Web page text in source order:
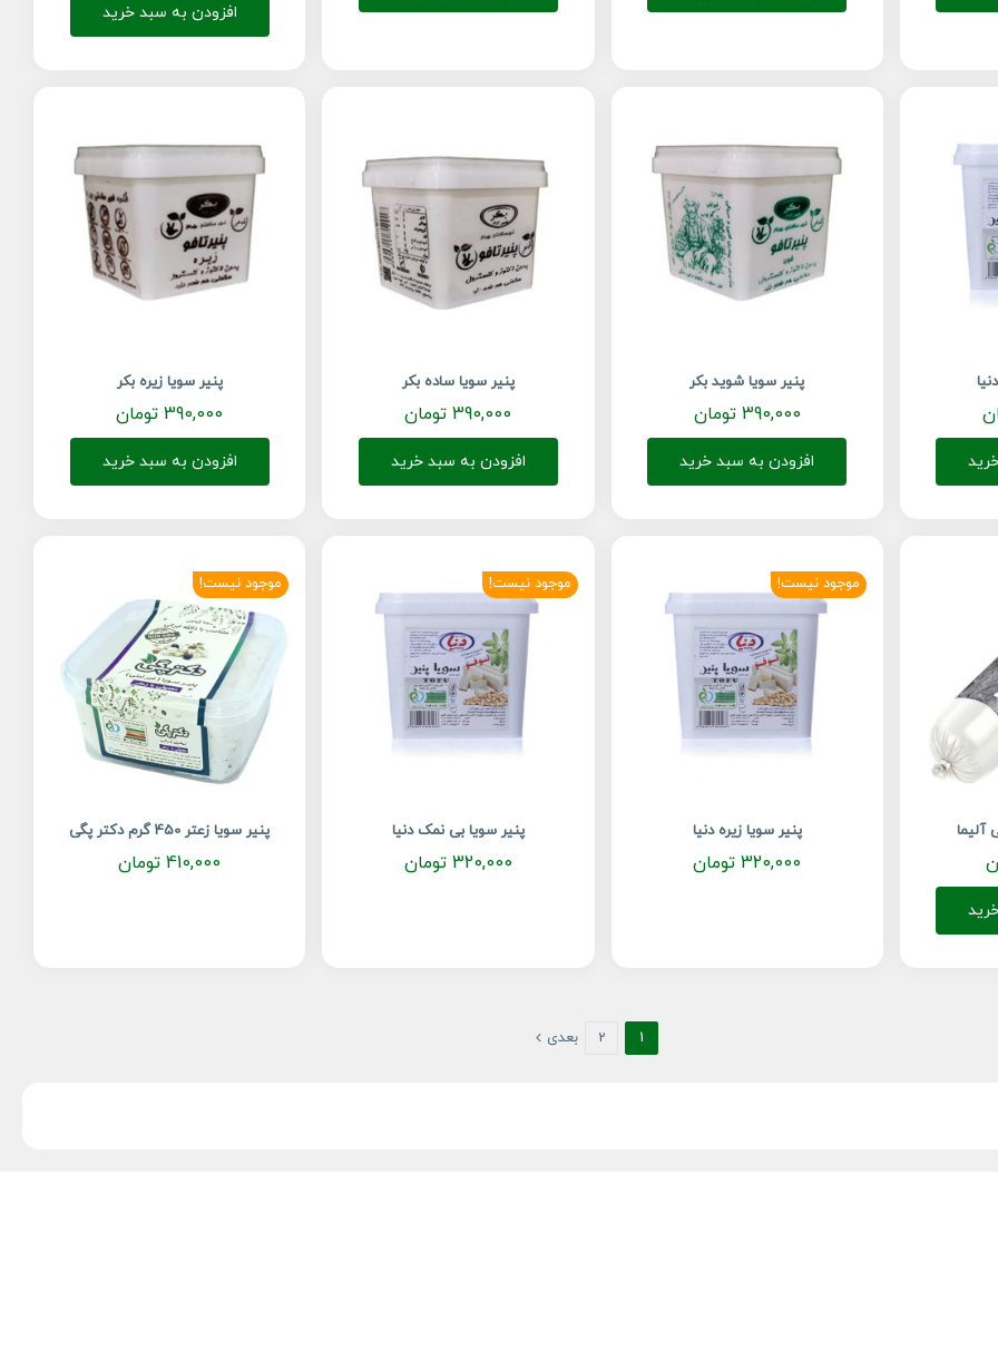
افزودن به سبد خرید
پنیر سویا شوید بکر
390,000 تومان
افزودن به سبد خرید
پنیر سویا ساده بکر
390,000 تومان
افزودن به سبد خرید
پنیر سویا زیره بکر
390,000 تومان
افزودن به سبد خرید
موجود نیست!
پنیر سویا زیره دنیا
320,000 تومان
موجود نیست!
پنیر سویا بی نمک دنیا
320,000 تومان
موجود نیست!
پنیر سویا زعتر 450 گرم دکتر پگی
410,000 تومان
1
2 بعدی